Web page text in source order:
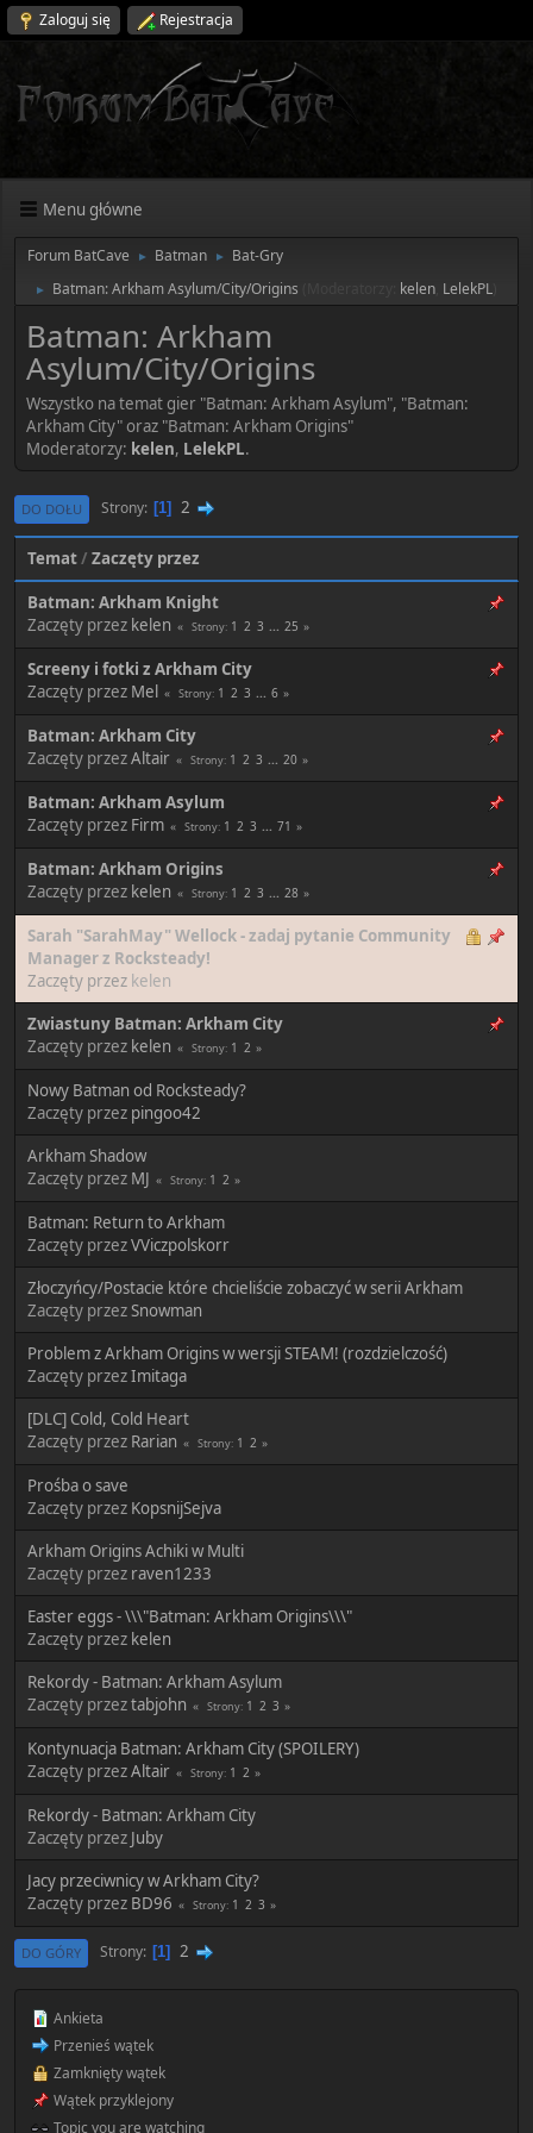
Zaloguj się Rejestracja
Menu główne
Forum BatCave ► Batman ► Bat-Gry
► Batman: Arkham Asylum/City/Origins kelen LelekPL
Batman: Arkham
Asylum/City/Origins
Wszystko na temat gier "Batman: Arkham Asylum", "Batman:
Arkham City" oraz "Batman: Arkham Origins"
Moderatorzy: kelen, LelekPL.
DO DOŁU Strony 1 2
Temat / Zaczęty przez
Batman: Arkham Knight
Zaczęty przez kelen Strony 1 2 3 ... 25
Screeny i fotki z Arkham City
Zaczęty przez Mel Strony 1 2 3 ... 6
Batman: Arkham City
Zaczęty przezAltair Strony 1 2 3 ... 20
Batman: Arkham Asylum
Zaczęty przez Firm Strony 1 2 3 ... 71
Batman: Arkham Origins
Zaczęty przez kelen Strony 1 2 3 ... 28
Sarah "SarahMay" Wellock - zadaj pytanie Community
Manager z Rocksteady!
Zaczęty przez kelen
Zwiastuny Batman: Arkham City
Zaczęty przez kelen Strony 1 2
Nowy Batman od Rocksteady?
Zaczęty przez pingoo42
Arkham Shadow
Zaczęty przez MJ Strony 1 2
Batman: Return to Arkham
Zaczęty przezVViczpolskorr
Złoczyńcy/Postacie które chcieliście zobaczyć w serii Arkham
Zaczęty przez Snowman
Problem z Arkham Origins w wersji STEAM! (rozdzielczość)
Zaczęty przezImitaga
[DLC] Cold, Cold Heart
Zaczęty przez Rarian Strony 1 2
Prośba o save
Zaczęty przez KopsnijSejva
Arkham Origins Achiki w Multi
Zaczęty przez raven1233
Easter eggs - \\\"Batman: Arkham Origins\\\"
Zaczęty przez kelen
Rekordy - Batman: Arkham Asylum
Zaczęty przeztabjohn Strony 1 2 3
Kontynuacja Batman: Arkham City (SPOILERY)
Zaczęty przezAltair Strony 1 2
Rekordy - Batman: Arkham City
Zaczęty przez Juby
Jacy przeciwnicy w Arkham City?
Zaczęty przez BD96 Strony 1 2 3
DO GÓRY Strony 1 2
Ankieta
Przenieś wątek
Zamknięty wątek
Wątek przyklejony
Topic you are watching